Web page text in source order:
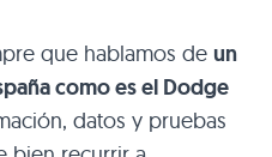
que hablamos de un
como es el Dodge
datos y pruebas